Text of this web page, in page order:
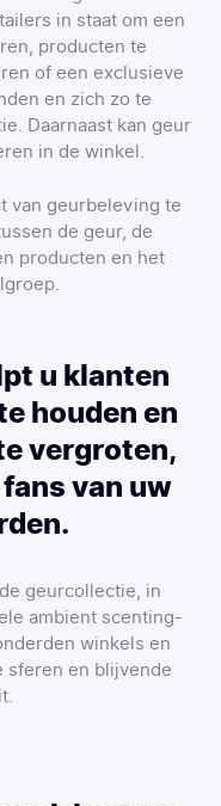
in staat om een
producten te
of een exclusieve
en zich zo te
Daarnaast kan geur
in de winkel.
van geurbeleving te
de geur, de
producten en het
u klanten
houden en
vergroten,
van uw
geurcollectie, in
ambient scenting-
winkels en
sferen en blijvende